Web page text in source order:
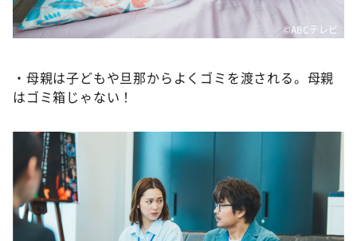
©️ABCテレビ
・母親は子どもや旦那からよくゴミを渡される。母親
はゴミ箱じゃない！